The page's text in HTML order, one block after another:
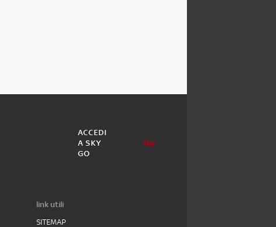
ACCEDI
A SKY
GO
link utili
SITEMAP